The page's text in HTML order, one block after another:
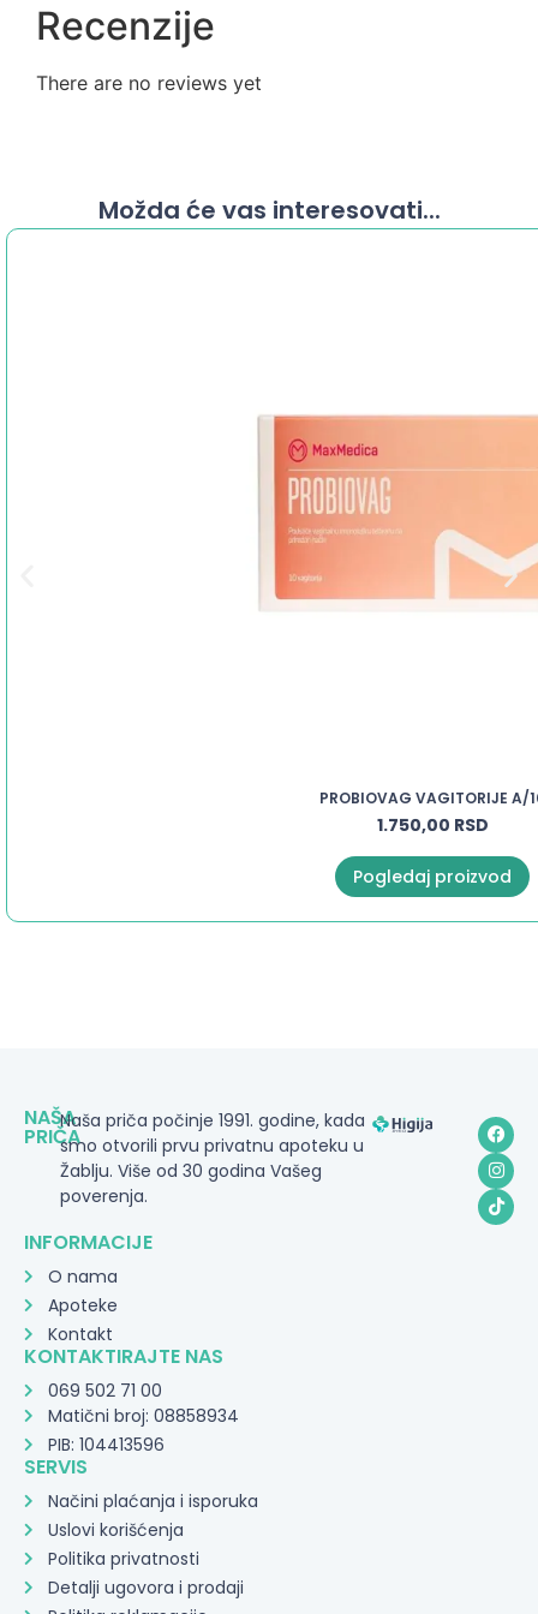
Recenzije
There are no reviews yet
Možda će vas interesovati...
PROBIOVAG VAGITORIJE A/
1.750,00 RSD
Pogledaj proizvod
NAŠA
PRIČA
Naša priča počinje 1991. godine, kada
smo otvorili prvu privatnu apoteku u
Žablju. Više od 30 godina Vašeg
poverenja.
INFORMACIJE
O nama
Apoteke
Kontakt
KONTAKTIRAJTE NAS
069 502 71 00
Matični broj: 08858934
PIB: 104413596
SERVIS
Načini plaćanja i isporuka
Uslovi korišćenja
Politika privatnosti
Detalji ugovora i prodaji